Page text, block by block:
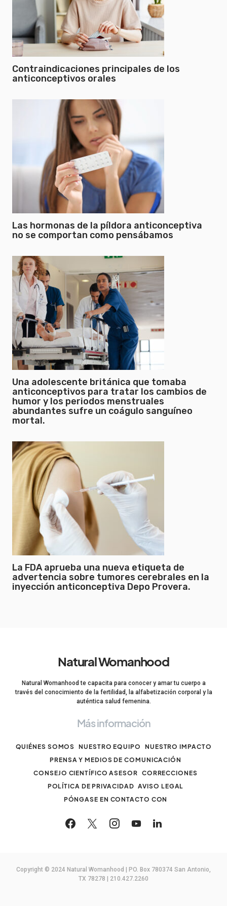
Contraindicaciones principales de los
anticonceptivos orales
Las hormonas de la píldora anticonceptiva
no se comportan como pensábamos
Una adolescente británica que tomaba
anticonceptivos para tratar los cambios de
humor y los periodos menstruales
abundantes sufre un coágulo sanguíneo
mortal.
La FDA aprueba una nueva etiqueta de
advertencia sobre tumores cerebrales en la
inyección anticonceptiva Depo Provera.
Natural Womanhood
Natural Womanhood te capacita para conocer y amar tu cuerpo a
través del conocimiento de la fertilidad, la alfabetización corporal y la
auténtica salud femenina.
Más información
QUIÉNES SOMOS NUESTRO EQUIPO
NUESTRO IMPACTO
PRENSA Y MEDIOS DE COMUNICACIÓN
CONSEJO CIENTÍFICO ASESOR CORRECCIONES
POLÍTICA DE PRIVACIDAD AVISO LEGAL
PÓNGASE EN CONTACTO CON
Copyright © 2024 Natural Womanhood | PO. Box 780374 San Antonio,
TX 78278 | 210.427.2260